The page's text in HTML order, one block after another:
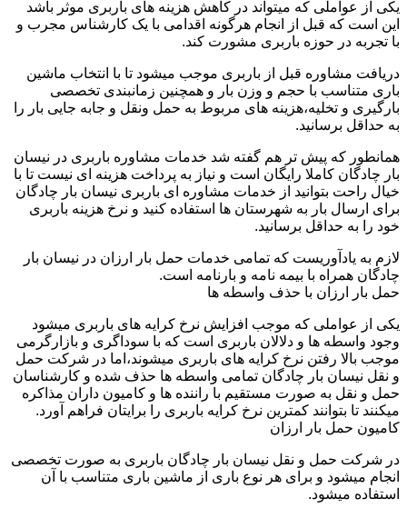
یکی از عواملی که میتواند در کاهش هزینه های باربری موثر باشد
این است که قبل از انجام هرگونه اقدامی با یک کارشناس مجرب و
با تجربه در حوزه باربری مشورت کند.
دریافت مشاوره قبل از باربری موجب میشود تا با انتخاب ماشین
باری متناسب با حجم و وزن بار و همچنین زمانبندی تخصصی
بارگیری و تخلیه،هزینه های مربوط به حمل ونقل و جابه جایی بار را
به حداقل برسانید.
همانطور که پیش تر هم گفته شد خدمات مشاوره باربری در نیسان
بار چادگان کاملا رایگان است و نیاز به پرداخت هزینه ای نیست تا با
خیال راحت بتوانید از خدمات مشاوره ای باربری نیسان بار چادگان
برای ارسال بار به شهرستان ها استفاده کنید و نرخ هزینه باربری
خود را به حداقل برسانید.
لازم به یادآوریست که تمامی خدمات حمل بار ارزان در نیسان بار
چادگان همراه با بیمه نامه و بارنامه است.
حمل بار ارزان با حذف واسطه ها
یکی از عواملی که موجب افزایش نرخ کرایه های باربری میشود
وجود واسطه ها و دلالان باربری است که با سوداگری و بازارگرمی
موجب بالا رفتن نرخ کرایه های باربری میشوند،اما در شرکت حمل
و نقل نیسان بار چادگان تمامی واسطه ها حذف شده و کارشناسان
حمل و نقل به صورت مستقیم با راننده ها و کامیون داران مذاکره
میکنند تا بتوانند کمترین نرخ کرایه باربری را برایتان فراهم آورد.
کامیون حمل بار ارزان
در شرکت حمل و نقل نیسان بار چادگان باربری به صورت تخصصی
انجام میشود و برای هر نوع باری از ماشین باری متناسب با آن
استفاده میشود.